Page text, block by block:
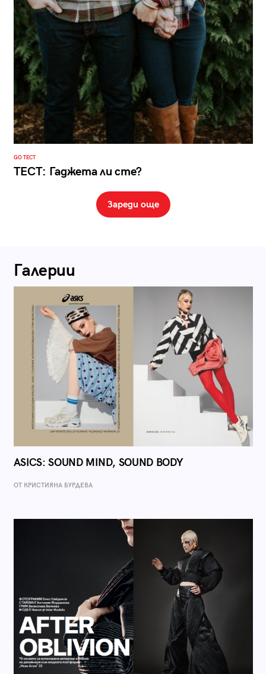
GO ТЕСТ
ТЕСТ: Гаджета ли сте?
Зареди още
Галерии
ASICS: SOUND MIND, SOUND BODY
ОТ КРИСТИЯНА БУРДЕВА